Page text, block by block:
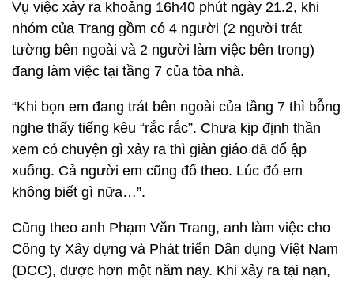
Vụ việc xảy ra khoảng 16h40 phút ngày 21.2, khi
nhóm của Trang gồm có 4 người (2 người trát
tường bên ngoài và 2 người làm việc bên trong)
đang làm việc tại tầng 7 của tòa nhà.
“Khi bọn em đang trát bên ngoài của tầng 7 thì bỗng
nghe thấy tiếng kêu “rắc rắc”. Chưa kịp định thần
xem có chuyện gì xảy ra thì giàn giáo đã đổ ập
xuống. Cả người em cũng đổ theo. Lúc đó em
không biết gì nữa…”.
Cũng theo anh Phạm Văn Trang, anh làm việc cho
Công ty Xây dựng và Phát triển Dân dụng Việt Nam
(DCC), được hơn một năm nay. Khi xảy ra tại nạn,